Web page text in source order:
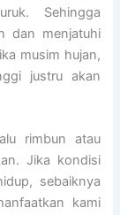
Sehingga
dan menjatuhi
musim hujan,
justru akan
rimbun atau
Jika kondisi
sebaiknya
kami